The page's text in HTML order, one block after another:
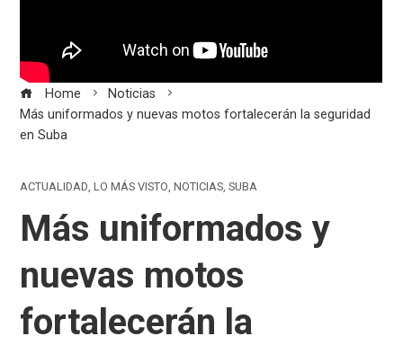
Home
Noticias
Más uniformados y nuevas motos fortalecerán la seguridad
en Suba
ACTUALIDAD,LO MÁS VISTO,NOTICIAS,SUBA
Más uniformados y
nuevas motos
fortalecerán la